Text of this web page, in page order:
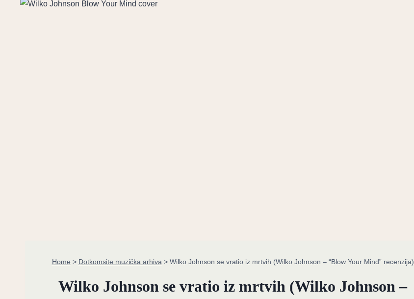
Home > Dotkomsite muzička arhiva> Wilko Johnson se vratio iz mrtvih (Wilko Johnson – “Blow Your Mind” recenzija)
Wilko Johnson se vratio iz mrtvih (Wilko Johnson –